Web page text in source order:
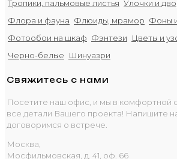
Тропики, пальмовые листья Улочки и
Флора и фауна Флюиды, мрамор Фоны
Фотообои на шкаф Фэнтези Цветы и
Черно-белые
Шинуазри
Свяжитесь с нами
Посетите наш офис, и мы в комфортной
все детали Вашего проекта! Напишите
договоримся о встрече.
Москва,
Мосфильмовская, д. 41, оф. 66